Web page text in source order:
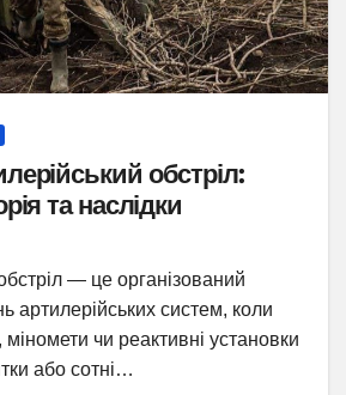
обстріл:
та наслідки
— це організований
артилерійських систем, коли
міномети чи реактивні установки
або сотні…